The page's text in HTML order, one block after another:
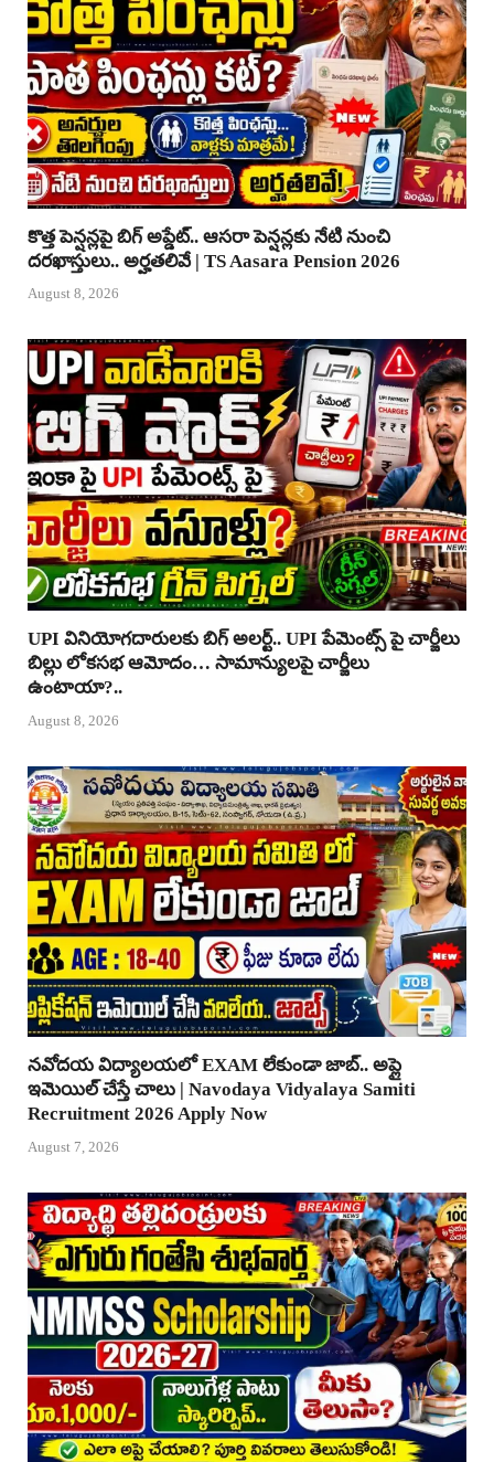
కొత్త పెన్షన్లపై బిగ్ అప్డేట్.. ఆసరా పెన్షన్లకు నేటి నుంచి
దరఖాస్తులు.. అర్హతలివే | TS Aasara Pension 2026
August 8, 2026
UPI వినియోగదారులకు బిగ్ అలర్ట్.. UPI పేమెంట్స్ పై చార్జీలు
బిల్లు లోకసభ ఆమోదం… సామాన్యులపై చార్జీలు
ఉంటాయా?..
August 8, 2026
నవోదయ విద్యాలయలో EXAM లేకుండా జాబ్.. అప్లై
ఇమెయిల్ చేస్తే చాలు | Navodaya Vidyalaya Samiti
Recruitment 2026 Apply Now
August 7, 2026